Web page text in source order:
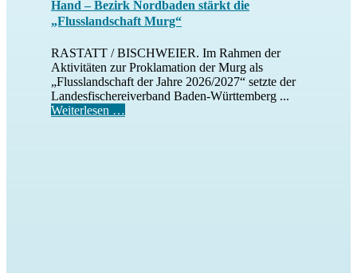
Hand – Bezirk Nordbaden stärkt die
„Flusslandschaft Murg“
RASTATT / BISCHWEIER. Im Rahmen der
Aktivitäten zur Proklamation der Murg als
„Flusslandschaft der Jahre 2026/2027“ setzte der
Landesfischereiverband Baden-Württemberg ...
Weiterlesen …